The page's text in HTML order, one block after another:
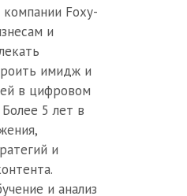
Foxy-
и
имидж и
в цифровом
5 лет в
и
и анализ